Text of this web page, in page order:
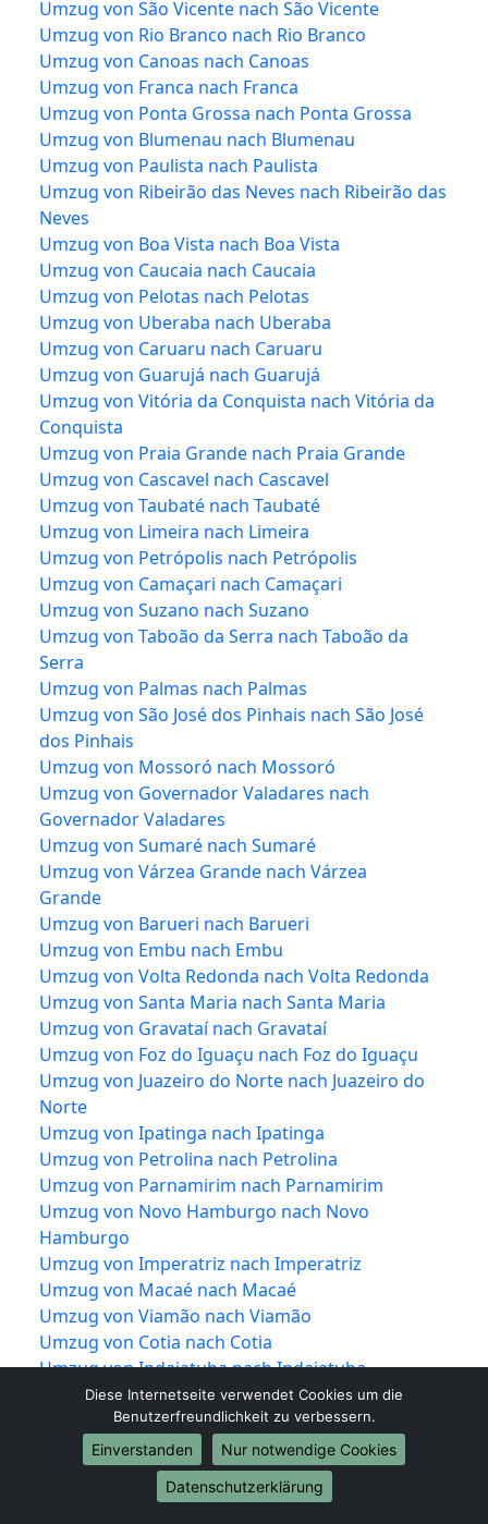
Umzug von São Vicente nach São Vicente
Umzug von Rio Branco nach Rio Branco
Umzug von Canoas nach Canoas
Umzug von Franca nach Franca
Umzug von Ponta Grossa nach Ponta Grossa
Umzug von Blumenau nach Blumenau
Umzug von Paulista nach Paulista
Umzug von Ribeirão das Neves nach Ribeirão das
Neves
Umzug von Boa Vista nach Boa Vista
Umzug von Caucaia nach Caucaia
Umzug von Pelotas nach Pelotas
Umzug von Uberaba nach Uberaba
Umzug von Caruaru nach Caruaru
Umzug von Guarujá nach Guarujá
Umzug von Vitória da Conquista nach Vitória da
Conquista
Umzug von Praia Grande nach Praia Grande
Umzug von Cascavel nach Cascavel
Umzug von Taubaté nach Taubaté
Umzug von Limeira nach Limeira
Umzug von Petrópolis nach Petrópolis
Umzug von Camaçari nach Camaçari
Umzug von Suzano nach Suzano
Umzug von Taboão da Serra nach Taboão da
Serra
Umzug von Palmas nach Palmas
Umzug von São José dos Pinhais nach São José
dos Pinhais
Umzug von Mossoró nach Mossoró
Umzug von Governador Valadares nach
Governador Valadares
Umzug von Sumaré nach Sumaré
Umzug von Várzea Grande nach Várzea
Grande
Umzug von Barueri nach Barueri
Umzug von Embu nach Embu
Umzug von Volta Redonda nach Volta Redonda
Umzug von Santa Maria nach Santa Maria
Umzug von Gravataí nach Gravataí
Umzug von Foz do Iguaçu nach Foz do Iguaçu
Umzug von Juazeiro do Norte nach Juazeiro do
Norte
Umzug von Ipatinga nach Ipatinga
Umzug von Petrolina nach Petrolina
Umzug von Parnamirim nach Parnamirim
Umzug von Novo Hamburgo nach Novo
Hamburgo
Umzug von Imperatriz nach Imperatriz
Umzug von Macaé nach Macaé
Umzug von Viamão nach Viamão
Umzug von Cotia nach Cotia
Umzug von Indaiatuba nach Indaiatuba
Umzug von São José nach São José
Umzug von São Carlos nach São Carlos
Umzug von Americana nach Americana
Umzug von Sete Lagoas nach Sete Lagoas
Umzug von São Leopoldo nach São Leopoldo
Diese Internetseite verwendet Cookies um die
Benutzerfreundlichkeit zu verbessern.
Einverstanden
Nur notwendige Cookies
Datenschutzerklärung